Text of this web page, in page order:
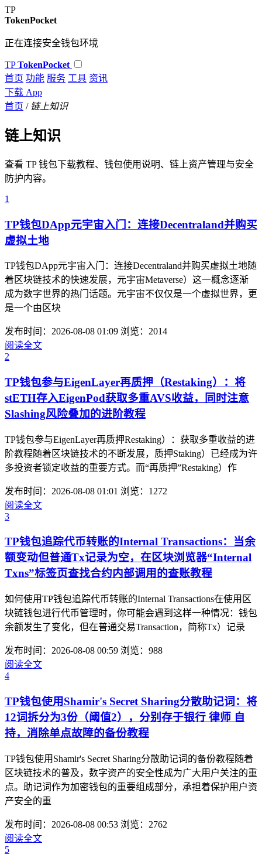
TP
TokenPocket
正在连接安全钱包环境
TP TokenPocket
首页 功能 服务 工具 资讯
下载 App
首页 / 链上知识
链上知识
查看 TP 钱包下载教程、钱包使用说明、链上资产管理与安全
防护内容。
1
TP钱包DApp元宇宙入门：连接Decentraland并购买
虚拟土地
TP钱包DApp元宇宙入门：连接Decentraland并购买虚拟土地随
着区块链技术的快速发展，元宇宙Metaverse）这一概念逐渐
成为数字世界的热门话题。元宇宙不仅仅是一个虚拟世界，更
是一个由区块
发布时间：2026-08-08 01:09 浏览：2014
阅读全文
2
TP钱包参与EigenLayer再质押（Restaking）：将
stETH存入EigenPod获取多重AVS收益，同时注意
Slashing风险叠加的进阶教程
TP钱包参与EigenLayer再质押Restaking）：获取多重收益的进
阶教程随着区块链技术的不断发展，质押Staking）已经成为许
多投资者锁定收益的重要方式。而“再质押”Restaking）作
发布时间：2026-08-08 01:01 浏览：1272
阅读全文
3
TP钱包追踪代币转账的Internal Transactions：当余
额变动但普通Tx记录为空，在区块浏览器“Internal
Txns”标签页查找合约内部调用的查账教程
如何使用TP钱包追踪代币转账的Internal Transactions在使用区
块链钱包进行代币管理时，你可能会遇到这样一种情况：钱包
余额发生了变化，但在普通交易Transaction，简称Tx）记录
发布时间：2026-08-08 00:59 浏览：988
阅读全文
4
TP钱包使用Shamir's Secret Sharing分散助记词：将
12词拆分为3份（阈值2），分别存于银行 律师 自
持，消除单点故障的备份教程
TP钱包使用Shamir's Secret Sharing分散助记词的备份教程随着
区块链技术的普及，数字资产的安全性成为广大用户关注的重
点。助记词作为加密钱包的重要组成部分，承担着保护用户资
产安全的重
发布时间：2026-08-08 00:53 浏览：2762
阅读全文
5